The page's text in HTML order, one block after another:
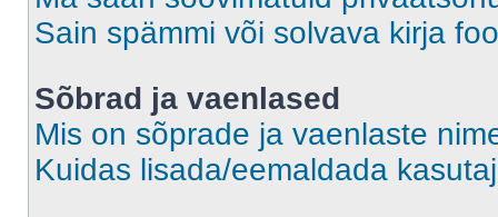
Sain spämmi või solvava kirja
Sõbrad ja vaenlased
Mis on sõprade ja vaenlaste
Kuidas lisada/eemaldada